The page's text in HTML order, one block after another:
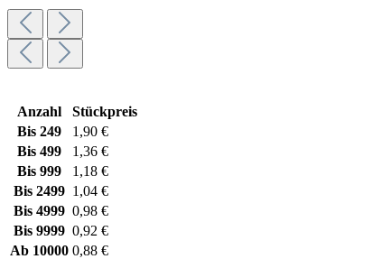
Anzahl
Stückpreis
Bis 249
1,90 €
Bis 499
1,36 €
Bis 999
1,18 €
Bis 2499 1,04 €
Bis 4999 0,98 €
Bis 9999 0,92 €
Ab 10000 0,88 €